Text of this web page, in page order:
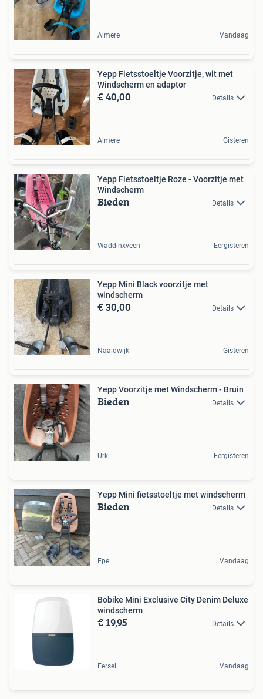
Almere Vandaag
Yepp Fietsstoeltje Voorzitje, wit met
Windscherm en adaptor
€ 40,00 Details
Almere Gisteren
Yepp Fietsstoeltje Roze - Voorzitje met
Windscherm
Bieden Details
Waddinxveen Eergisteren
Yepp Mini Black voorzitje met
windscherm
€ 30,00 Details
Naaldwijk Gisteren
Yepp Voorzitje met Windscherm - Bruin
Bieden Details
Urk Eergisteren
Yepp Mini fietsstoeltje met windscherm
Bieden Details
Epe Vandaag
Bobike Mini Exclusive City Denim Deluxe
windscherm
€ 19,95 Details
Eersel Vandaag